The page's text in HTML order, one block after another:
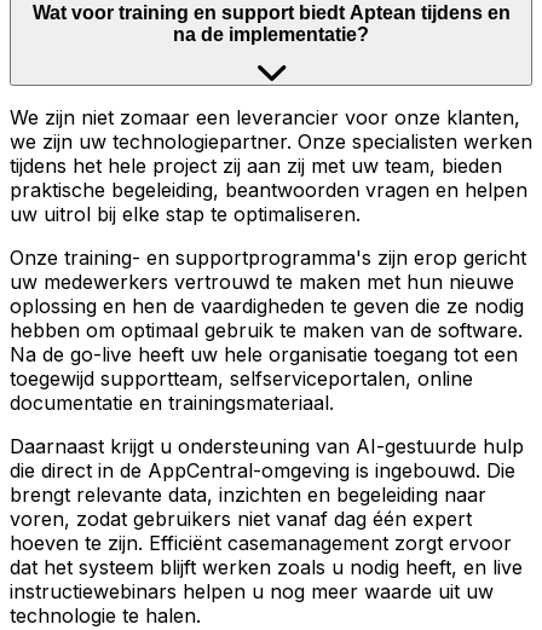
Wat voor training en support biedt Aptean tijdens en
na de implementatie?
We zijn niet zomaar een leverancier voor onze klanten,
we zijn uw technologiepartner. Onze specialisten werken
tijdens het hele project zij aan zij met uw team, bieden
praktische begeleiding, beantwoorden vragen en helpen
uw uitrol bij elke stap te optimaliseren.
Onze training- en supportprogramma's zijn erop gericht
uw medewerkers vertrouwd te maken met hun nieuwe
oplossing en hen de vaardigheden te geven die ze nodig
hebben om optimaal gebruik te maken van de software.
Na de go-live heeft uw hele organisatie toegang tot een
toegewijd supportteam, selfserviceportalen, online
documentatie en trainingsmateriaal.
Daarnaast krijgt u ondersteuning van AI-gestuurde hulp
die direct in de AppCentral-omgeving is ingebouwd. Die
brengt relevante data, inzichten en begeleiding naar
voren, zodat gebruikers niet vanaf dag één expert
hoeven te zijn. Efficiënt casemanagement zorgt ervoor
dat het systeem blijft werken zoals u nodig heeft, en live
instructiewebinars helpen u nog meer waarde uit uw
technologie te halen.